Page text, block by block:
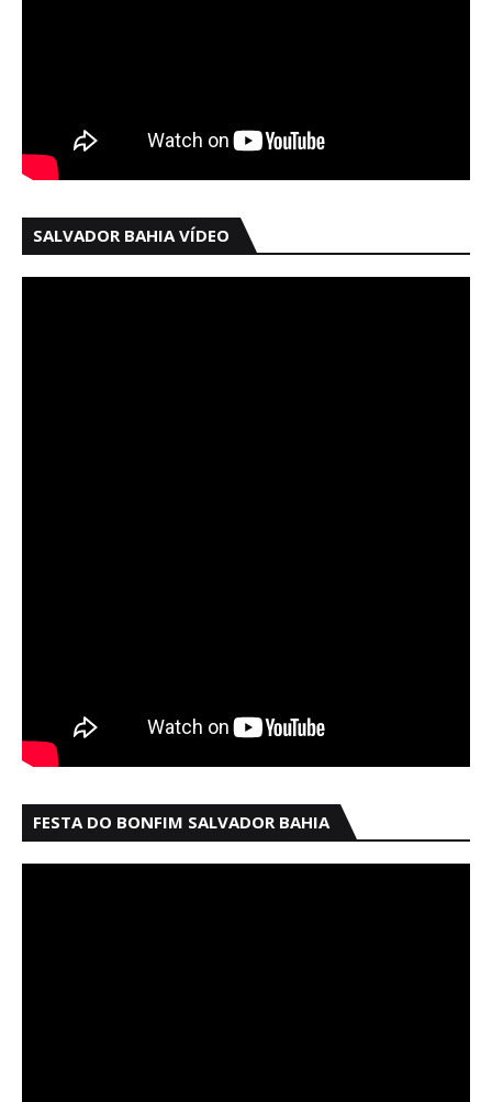
SALVADOR BAHIA VÍDEO
FESTA DO BONFIM SALVADOR BAHIA